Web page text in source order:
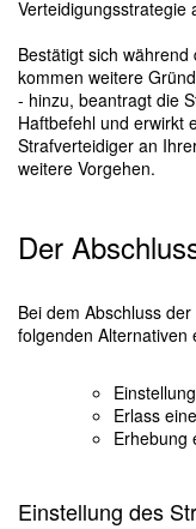
Verteidigungsstrategie
Bestätigt sich
kommen weitere
- hinzu, beantragt die
Haftbefehl und erwirkt
Strafverteidiger an
weitere Vorgehen.
Der
Bei dem Abschluss
folgenden Alternativen
Erlass
Erhebung
Einstellung des